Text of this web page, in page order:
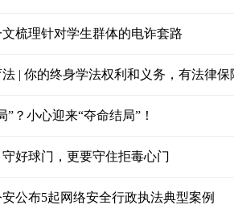
梳理针对学生群体的电诈套路
| 你的终身学法权利和义务，有法律保
？小心迎来“夺命结局”！
好球门，更要守住拒毒心门
公布5起网络安全行政执法典型案例